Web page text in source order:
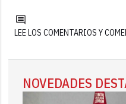
LEE LOS COMENTARIOS Y
NOVEDADES